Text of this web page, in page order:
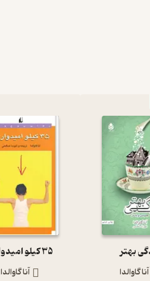
بهتر
آنا گاوالدا
35 کیلو امیدواری
آنا گاوالدا